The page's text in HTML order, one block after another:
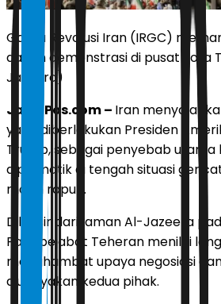
Garda Revolusi Iran (IRGC)
dalam demonstrasi di pusat kota
Jazeera)
JawaPos.com – Iran
yang diberlakukan Presiden
Trump, sebagai penyebab utama
diplomatik di tengah situasi
masih rapuh.
Dilansir dari laman Al-Jazeera
Para pejabat Teheran menilai
menghambat upaya negosiasi
diupayakan kedua pihak.